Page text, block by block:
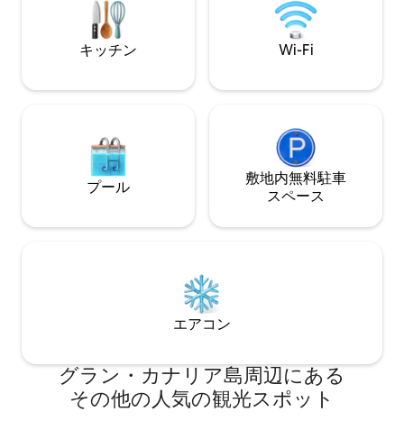
海に面しています。 リビングルームのテ
ラスには6人用のダイニングテーブルがあ
り、マスターベッドルームのテラスには
り、良い本を読んだりするためのハンモ
す！ ドアを開けるだけで、ビーチや家の
下にある岩の多い箇所に行くことができ
ます。日光浴のための壮大な自然のプラ
ットフォームがあり、小さな海洋生物で
スは静かなビーチで、リラックス、休
すべてがとてもユニークで親しみやすい
タリアルテ、「プラヤ・デル・ホンブ
レ」、「ラ・ガリータ」のビーチにつな
ムナードには、強くおすすめの「gofio
escaldado」や「papas con mojo」な
ど、このエリアの料理を味わうことがで
きるレストランやテラスがあります。
de cocina y vajilla,
Wifi, aire
También pensado
de limpieza
contacto con el
pago) Se admiten mascotas (solo perros)
bajo petición
aplicar cargos.
キッチン Wi-Fi
プール
敷地内無料駐⁠車
ス⁠ペ⁠ー⁠ス
エアコン
グラン・カナリア島⁠周⁠辺⁠に⁠あ⁠る
そ⁠の⁠他⁠の人⁠気⁠の観⁠光⁠ス⁠ポ⁠ッ⁠ト